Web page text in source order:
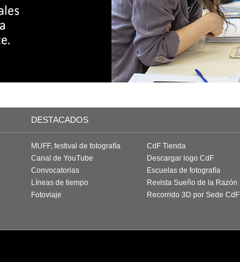
DESTACADOS
MUFF, festival de fotografía
Canal de YouTube
Convocatorias
Líneas de tiempo
Fotoviaje
CdF Tienda
Descargar logo CdF
Escuelas de fotografía
Revista Sueño de la Razón
Recorrido 3D por Sede CdF